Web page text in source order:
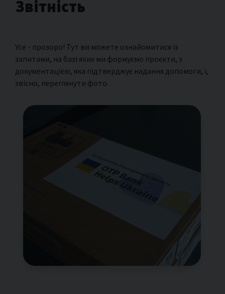
Звітність
Усе - прозоро! Тут ви можете ознайомитися із
запитами, на базі яких ми формуємо проєкти, з
документацією, яка підтверджує надання допомоги, і,
звісно, переглянути фото.